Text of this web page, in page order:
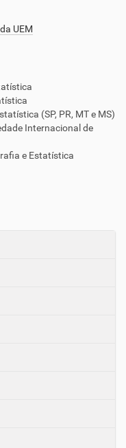
UEM
(SP, PR, MT e MS)
Internacional de
e Estatística